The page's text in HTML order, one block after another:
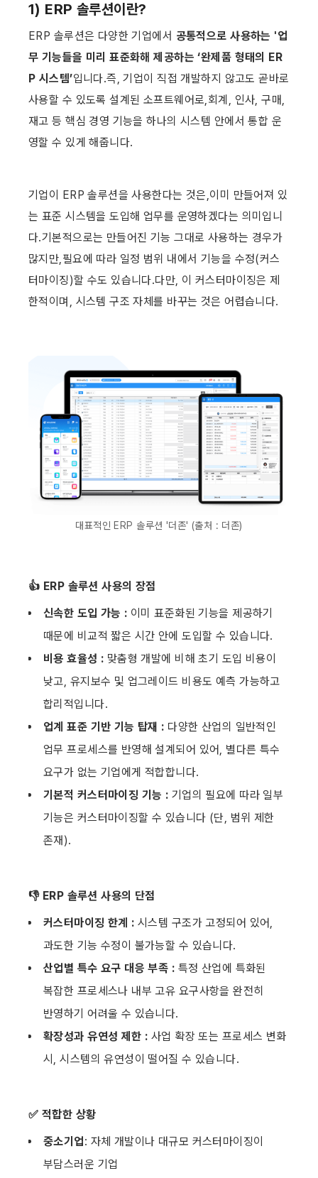
1) ERP 솔루션이란?
ERP 솔루션은 다양한 기업에서 공통적으로 사용하는 '업
무 기능들을 미리 표준화해 제공하는 ‘완제품 형태의 ER
P 시스템’입니다.즉, 기업이 직접 개발하지 않고도 곧바로
사용할 수 있도록 설계된 소프트웨어로,회계, 인사, 구매,
재고 등 핵심 경영 기능을 하나의 시스템 안에서 통합 운
영할 수 있게 해줍니다.
기업이 ERP 솔루션을 사용한다는 것은,이미 만들어져 있
는 표준 시스템을 도입해 업무를 운영하겠다는 의미입니
다.기본적으로는 만들어진 기능 그대로 사용하는 경우가
많지만,필요에 따라 일정 범위 내에서 기능을 수정(커스
터마이징)할 수도 있습니다.다만, 이 커스터마이징은 제
한적이며, 시스템 구조 자체를 바꾸는 것은 어렵습니다.
대표적인 ERP 솔루션 '더존' (출처 : 더존)
👍 ERP 솔루션 사용의 장점
신속한 도입 가능 : 이미 표준화된 기능을 제공하기
때문에 비교적 짧은 시간 안에 도입할 수 있습니다.
비용 효율성 : 맞춤형 개발에 비해 초기 도입 비용이
낮고, 유지보수 및 업그레이드 비용도 예측 가능하고
합리적입니다.
업계 표준 기반 기능 탑재 : 다양한 산업의 일반적인
업무 프로세스를 반영해 설계되어 있어, 별다른 특수
요구가 없는 기업에게 적합합니다.
기본적 커스터마이징 기능 : 기업의 필요에 따라 일부
기능은 커스터마이징할 수 있습니다 (단, 범위 제한
존재).
👎 ERP 솔루션 사용의 단점
커스터마이징 한계 : 시스템 구조가 고정되어 있어,
과도한 기능 수정이 불가능할 수 있습니다.
산업별 특수 요구 대응 부족 : 특정 산업에 특화된
복잡한 프로세스나 내부 고유 요구사항을 완전히
반영하기 어려울 수 있습니다.
확장성과 유연성 제한 : 사업 확장 또는 프로세스 변화
시, 시스템의 유연성이 떨어질 수 있습니다.
✅ 적합한 상황
중소기업: 자체 개발이나 대규모 커스터마이징이
부담스러운 기업